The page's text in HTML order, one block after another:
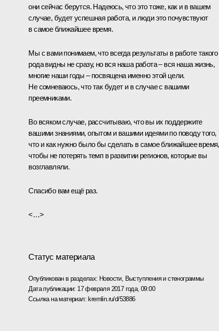
они сейчас берутся. Надеюсь, что это тоже, как и в вашем
случае, будет успешная работа, и люди это почувствуют
в самое ближайшее время.
Мы с вами понимаем, что всегда результаты в работе такого
рода видны не сразу, но вся наша работа – вся наша жизнь,
многие наши годы – посвящена именно этой цели.
Не сомневаюсь, что так будет и в случае с вашими
преемниками.
Во всяком случае, рассчитываю, что вы их поддержите
вашими знаниями, опытом и вашими идеями по поводу того,
что и как нужно было бы сделать в самое ближайшее время,
чтобы не потерять темп в развитии регионов, которые вы
возглавляли.
Спасибо вам ещё раз.
<…>
Статус материала
Опубликован в разделах: Новости, Выступления и стенограммы
Дата публикации: 17 февраля 2017 года, 09:00
Ссылка на материал: kremlin.ru/d/53886